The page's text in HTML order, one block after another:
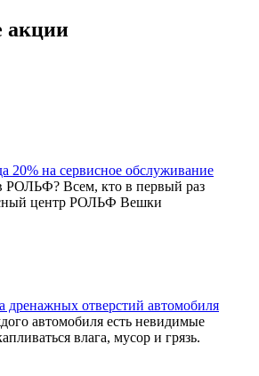
акции
20% на сервисное обслуживание
РОЛЬФ? Всем, кто в первый раз
центр РОЛЬФ Вешки
дренажных отверстий автомобиля
автомобиля есть невидимые
влага, мусор и грязь.